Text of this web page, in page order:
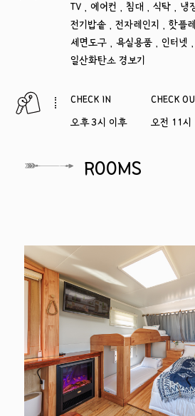
TV , 에어컨 , 침대 , 식탁 , 냉
전기밥솥 , 전자레인지 , 핫플
세면도구 , 욕실용품 , 인터넷
일산화탄소 경보기
CHECK IN
오후 3시 이후
CHECK
오전 11시
ROOMS